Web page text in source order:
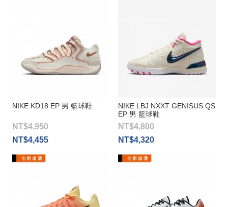
NIKE KD18 EP 男 籃球鞋
NT$4,950
NT$4,455
NIKE LBJ NXXT GENISUS QS
EP 男 籃球鞋
NT$4,800
NT$4,320